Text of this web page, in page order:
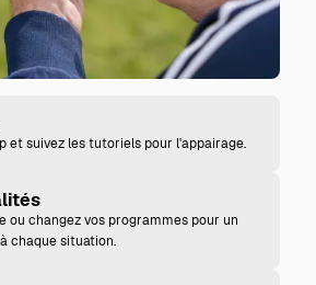
et suivez les tutoriels pour l'appairage.
ou changez vos programmes pour un
chaque situation.